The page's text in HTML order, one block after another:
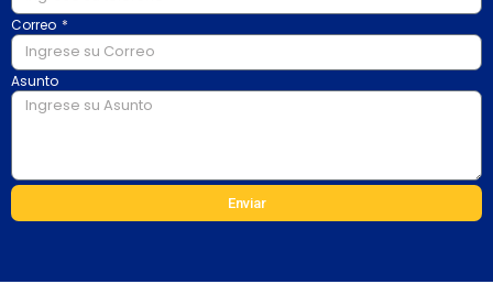
Correo
Asunto
Enviar